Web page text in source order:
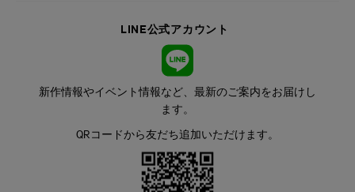
LINE公式アカウント
新作情報やイベント情報など、最新のご案内をお届けし
ます。
QRコードから友だち追加いただけます。